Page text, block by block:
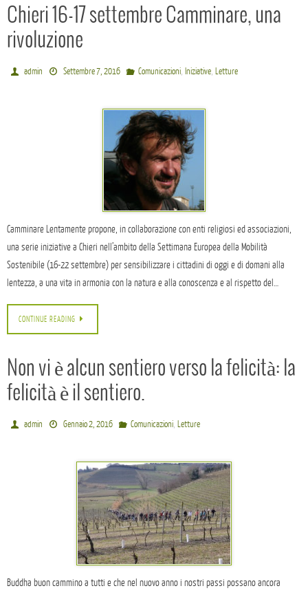
Chieri 16-17 settembre Camminare, una
rivoluzione
admin Settembre 7, 2016 Comunicazioni, Iniziative, Letture
Camminare Lentamente propone, in collaborazione con enti religiosi ed associazioni,
una serie iniziative a Chieri nell’ambito della Settimana Europea della Mobilità
Sostenibile (16-22 settembre) per sensibilizzare i cittadini di oggi e di domani alla
lentezza, a una vita in armonia con la natura e alla conoscenza e al rispetto del…
CONTINUE READING
Non vi è alcun sentiero verso la felicità: la
felicità è il sentiero.
admin Gennaio 2, 2016 Comunicazioni, Letture
Buddha buon cammino a tutti e che nel nuovo anno i nostri passi possano ancora